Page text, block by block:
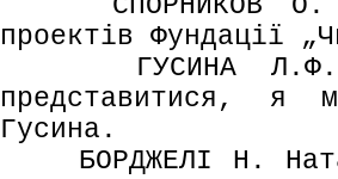
проектів Фундації
ГУСИНА Л.Ф.
представитися, я
Гусина.
БОРДЖЕЛІ Н.